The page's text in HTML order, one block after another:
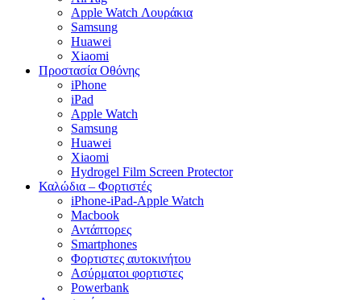
Apple Watch Λουράκια
Samsung
Huawei
Xiaomi
Προστασία Οθόνης
iPhone
iPad
Apple Watch
Samsung
Huawei
Xiaomi
Hydrogel Film Screen Protector
Καλώδια – Φορτιστές
iPhone-iPad-Apple Watch
Macbook
Αντάπτορες
Smartphones
Φορτιστες αυτοκινήτου
Ασύρματοι φορτιστες
Powerbank